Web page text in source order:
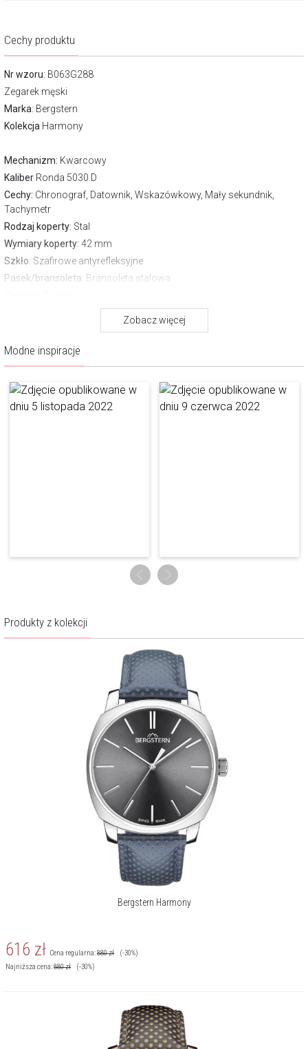
Cechy produktu
Nr wzoru: B063G288
Zegarek męski
Marka: Bergstern
Kolekcja Harmony
Mechanizm: Kwarcowy
Kaliber Ronda 5030.D
Cechy: Chronograf, Datownik, Wskazówkowy, Mały sekundnik,
Tachymetr
Rodzaj koperty: Stal
Wymiary koperty: 42 mm
Szkło: Szafirowe antyrefleksyjne
Pasek/bransoleta: Bransoleta stalowa
100 m
Gwarancja producenta:3 lata
Pobierz instrukcję
Bergstern jest szczególną marką, powstałą z wielkich i szlachetnych
Zobacz więcej
Modne inspiracje
Produkty z kolekcji
Bergstern Harmony
616 zł Cena regularna:880zł
(-30%)
Najniższa cena:880zł (-30%)